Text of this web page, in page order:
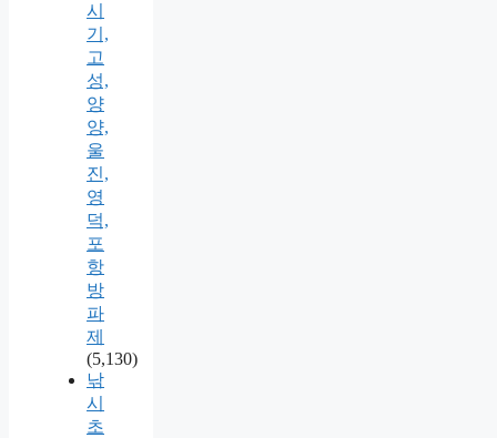
시
기,
고
성,
양
양,
울
진,
영
덕,
포
항
방
파
제
(5,130)
낚
시
초